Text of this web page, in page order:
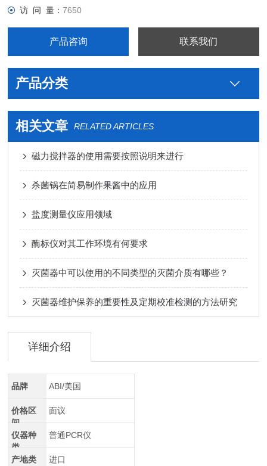
访 问 量：7650
产品咨询 联系我们
产品分类
相关文章 RELATED ARTICLES
磁力搅拌器的使用需要按照说明来进行
杀菌锅在简易制作果酱中的应用
盐度测量仪应用领域
酶标仪对其工作环境有何要求
灭菌器中可以使用的不同类型的灭菌介质有哪些？
灭菌器维护保养的重要性及定期校准检测的方法研究
详细介绍
品牌 ABI/美国
价格区
间
面议
仪器种
类
普通PCR仪
产地类
进口